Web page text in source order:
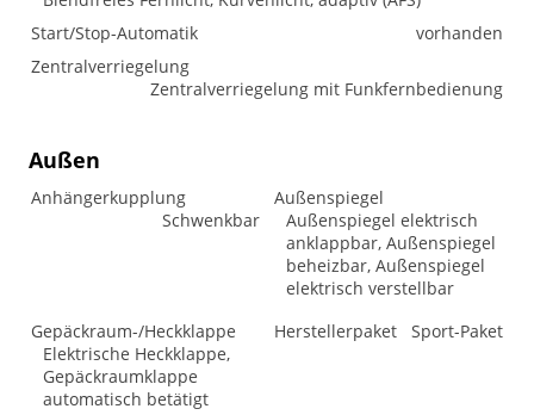
Start/Stop-Automatik
vorhanden
Zentralverriegelung
Zentralverriegelung mit Funkfernbedienung
Außen
Anhängerkupplung
Schwenkbar
Außenspiegel
Außenspiegel elektrisch
anklappbar, Außenspiegel
beheizbar, Außenspiegel
elektrisch verstellbar
Gepäckraum-/Heckklappe
Elektrische Heckklappe,
Gepäckraumklappe
automatisch betätigt
Herstellerpaket Sport-Paket